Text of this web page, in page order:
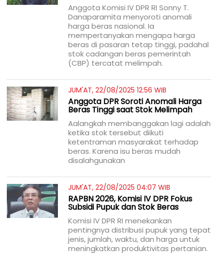
Anggota Komisi IV DPR RI Sonny T.
Danaparamita menyoroti anomali
harga beras nasional. Ia
mempertanyakan mengapa harga
beras di pasaran tetap tinggi, padahal
stok cadangan beras pemerintah
(CBP) tercatat melimpah.
JUM'AT, 22/08/2025 12:56 WIB
Anggota DPR Soroti Anomali Harga
Beras Tinggi saat Stok Melimpah
Aalangkah membanggakan lagi adalah
ketika stok tersebut diikuti
ketentraman masyarakat terhadap
beras. Karena isu beras mudah
disalahgunakan
JUM'AT, 22/08/2025 04:07 WIB
RAPBN 2026, Komisi IV DPR Fokus
Subsidi Pupuk dan Stok Beras
Komisi IV DPR RI menekankan
pentingnya distribusi pupuk yang tepat
jenis, jumlah, waktu, dan harga untuk
meningkatkan produktivitas pertanian.